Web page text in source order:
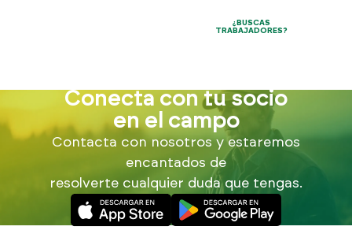
¿BUSCAS
TRABAJADORES?
Conecta con tu socio
en el campo
Contacta con nosotros y estaremos
encantados de
resolverte cualquier duda que tengas.